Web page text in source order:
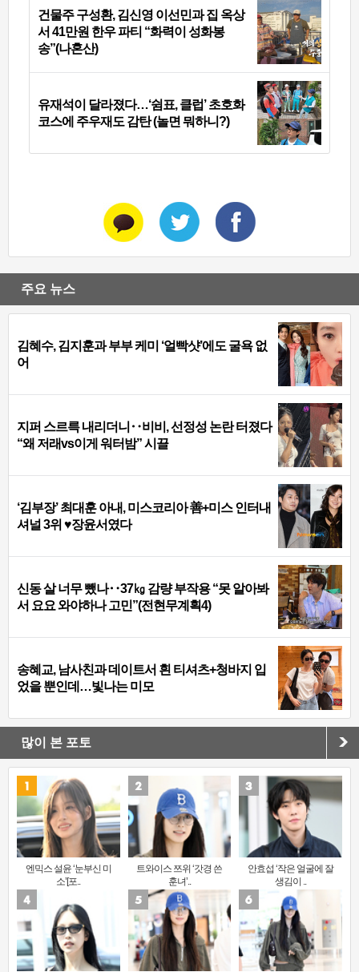
건물주 구성환, 김신영 이선민과 집 옥상
서 41만원 한우 파티 “화력이 성화봉
송”(나혼산)
유재석이 달라졌다…‘쉼표, 클럽’ 초호화
코스에 주우재도 감탄 (놀면 뭐하니?)
주요 뉴스
김혜수, 김지훈과 부부 케미 ‘얼빡샷’에도 굴욕 없
어
지퍼 스르륵 내리더니‥비비, 선정성 논란 터졌다
“왜 저래vs이게 워터밤” 시끌
‘김부장’ 최대훈 아내, 미스코리아 善+미스 인터내
셔널 3위 ♥장윤서였다
신동 살 너무 뺐나‥37㎏ 감량 부작용 “못 알아봐
서 요요 와야하나 고민”(전현무계획4)
송혜교, 남사친과 데이트서 흰 티셔츠+청바지 입
었을 뿐인데…빛나는 미모
많이 본 포토
엔믹스 설윤 ‘눈부신 미
소’[포..
트와이스 쯔위 ‘갓경 쓴
훈녀’..
안효섭 ‘작은 얼굴에 잘
생김이 ..